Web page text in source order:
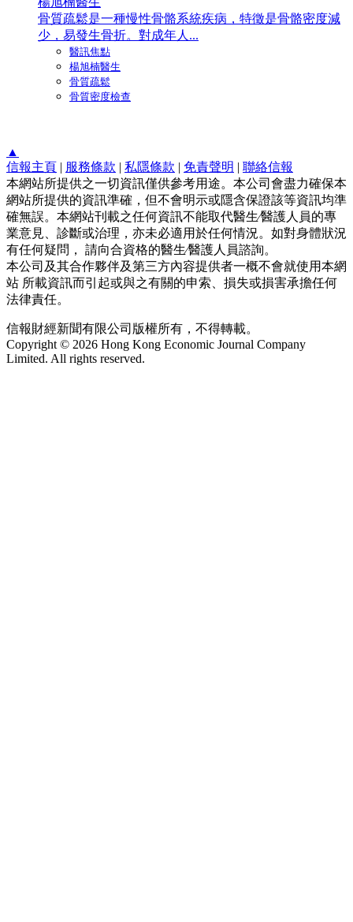
骨質疏鬆是一種慢性骨骼系統疾病，特徵是骨骼密度減
少，易發生骨折。對成年人...
醫訊焦點
楊旭楠醫生
骨質疏鬆
骨質密度檢查
▲
信報主頁 | 服務條款 | 私隱條款 | 免責聲明 | 聯絡信報
本網站所提供之一切資訊僅供參考用途。本公司會盡力確保本
網站所提供的資訊準確，但不會明示或隱含保證該等資訊均準
確無誤。本網站刊載之任何資訊不能取代醫生∕醫護人員的專
業意見、診斷或治理，亦未必適用於任何情況。如對身體狀況
有任何疑問， 請向合資格的醫生∕醫護人員諮詢。
本公司及其合作夥伴及第三方內容提供者一概不會就使用本網
站 所載資訊而引起或與之有關的申索、損失或損害承擔任何
法律責任。
信報財經新聞有限公司版權所有，不得轉載。
Copyright © 2026 Hong Kong Economic Journal Company
Limited. All rights reserved.